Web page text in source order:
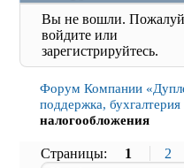
Вы не вошли.
войдите или
зарегистрируйтесь.
Форум Компании
поддержка, бухгалтерия
налогообложения
Страницы 1 2